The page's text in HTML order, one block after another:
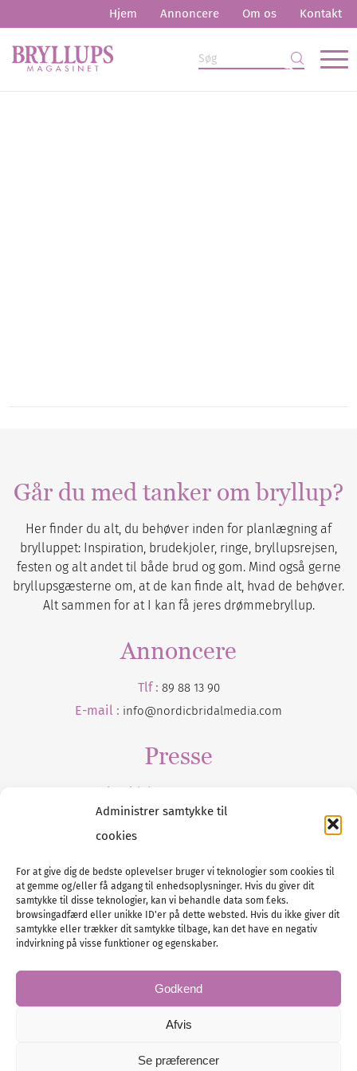
Administrer samtykke til
cookies
For at give dig de bedste oplevelser bruger vi teknologier som cookies til
at gemme og/eller få adgang til enhedsoplysninger. Hvis du giver dit
samtykke til disse teknologier, kan vi behandle data som f.eks.
browsingadfærd eller unikke ID'er på dette websted. Hvis du ikke giver dit
samtykke eller trækker dit samtykke tilbage, kan det have en negativ
indvirkning på visse funktioner og egenskaber.
Godkend
Afvis
Se præferencer
Hjem Annoncere Om os Kontakt
Går du med tanker om bryllup?
Her finder du alt, du behøver inden for planlægning af
brylluppet: Inspiration, brudekjoler, ringe, bryllupsrejsen,
festen og alt andet til både brud og gom. Mind også gerne
bryllupsgæsterne om, at de kan finde alt, hvad de behøver.
Alt sammen for at I kan få jeres drømmebryllup.
Annoncere
Tlf : 89 88 13 90
E-mail : info@nordicbridalmedia.com
Presse
Tilmeld dig vores
Tel :89 88 13 90
E-post:info@nordicbridalmedia.com
Nordic Bridal Media